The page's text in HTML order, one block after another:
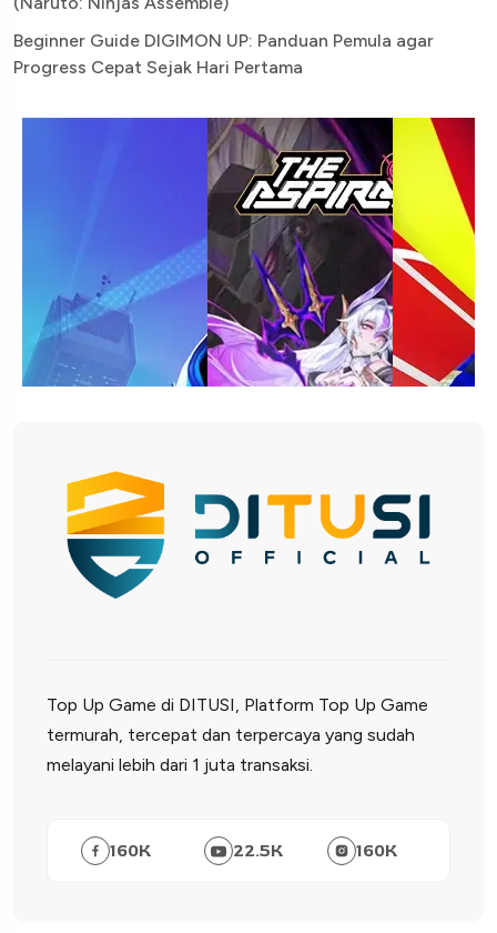
Beginner Guide DIGIMON UP: Panduan Pemula agar
Progress Cepat Sejak Hari Pertama
Top Up Game di DITUSI, Platform Top Up Game
termurah, tercepat dan terpercaya yang sudah
melayani lebih dari 1 juta transaksi.
160K 22.5K 160K